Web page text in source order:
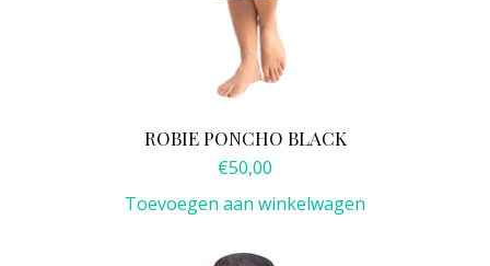
ROBIE PONCHO BLACK
€50,00
Toevoegen aan winkelwagen